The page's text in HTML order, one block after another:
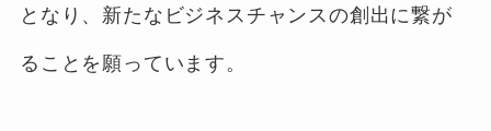
となり、新たなビジネスチャンスの創出に繋が
ることを願っています。